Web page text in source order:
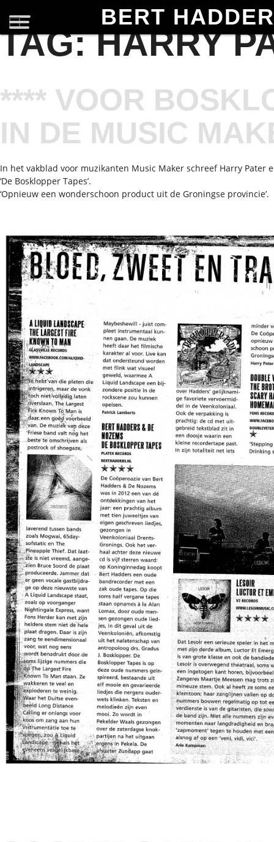
BERT
TAG:HARRY
**** VOOR
IN DE MUSIC
In het vakblad voor muzikanten Music Maker schreef Harry Pater
‘De Bosklopper Tapes’.
‘Opnieuw een wonderschoon product uit de Groningse provincie’.